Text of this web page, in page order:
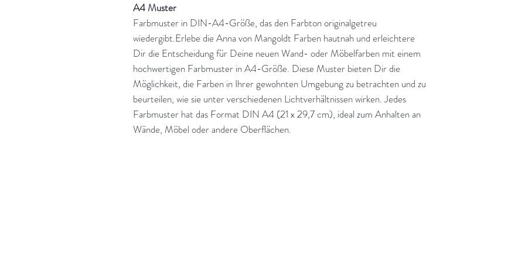
A4 Muster
Farbmuster in DIN-A4-Größe, das den Farbton originalgetreu
wiedergibt.Erlebe die Anna von Mangoldt Farben hautnah und erleichtere
Dir die Entscheidung für Deine neuen Wand- oder Möbelfarben mit einem
hochwertigen Farbmuster in A4-Größe. Diese Muster bieten Dir die
Möglichkeit, die Farben in Ihrer gewohnten Umgebung zu betrachten und zu
beurteilen, wie sie unter verschiedenen Lichtverhältnissen wirken. Jedes
Farbmuster hat das Format DIN A4 (21 x 29,7 cm), ideal zum Anhalten an
Wände, Möbel oder andere Oberflächen.